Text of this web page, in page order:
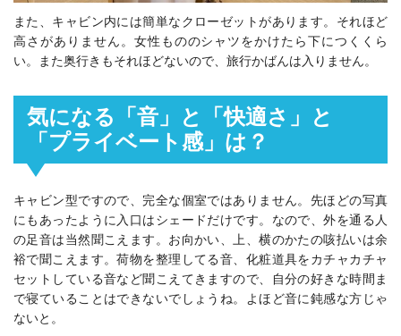
また、キャビン内には簡単なクローゼットがあります。それほど
高さがありません。女性もののシャツをかけたら下につくくら
い。また奥行きもそれほどないので、旅行かばんは入りません。
気になる「音」と「快適さ」と
「プライベート感」は？
キャビン型ですので、完全な個室ではありません。先ほどの写真
にもあったように入口はシェードだけです。なので、外を通る人
の足音は当然聞こえます。お向かい、上、横のかたの咳払いは余
裕で聞こえます。荷物を整理してる音、化粧道具をカチャカチャ
セットしている音など聞こえてきますので、自分の好きな時間ま
で寝ていることはできないでしょうね。よほど音に鈍感な方じゃ
ないと。